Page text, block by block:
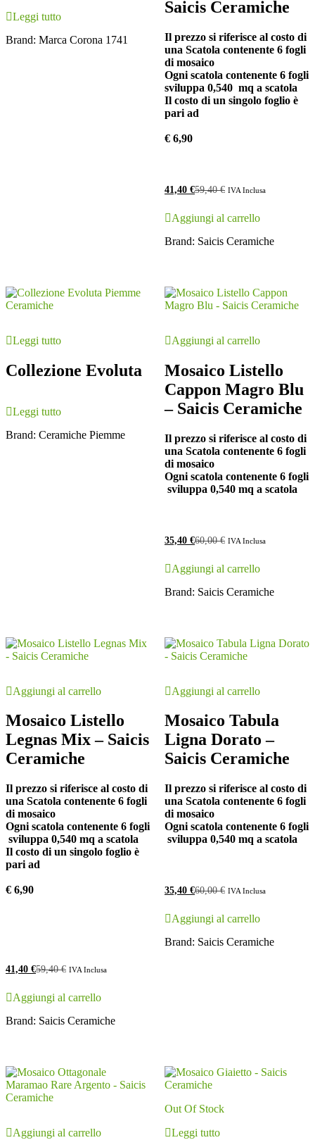
Leggi tutto
Brand: Marca Corona 1741
Saicis Ceramiche
Il prezzo si riferisce al costo di
una Scatola contenente 6 fogli
di mosaico
Ogni scatola contenente 6 fogli
sviluppa 0,540 mq a scatola
Il costo di un singolo foglio è
pari ad
€ 6,90
41,40 €59,40€ IVA Inclusa
Aggiungi al carrello
Brand: Saicis Ceramiche
Leggi tutto
Collezione Evoluta
Leggi tutto
Brand: Ceramiche Piemme
Aggiungi al carrello
Mosaico Listello
Cappon Magro Blu
– Saicis Ceramiche
Il prezzo si riferisce al costo di
una Scatola contenente 6 fogli
di mosaico
Ogni scatola contenente 6 fogli
sviluppa 0,540 mq a scatola
35,40 €60,00€ IVA Inclusa
Aggiungi al carrello
Brand: Saicis Ceramiche
Aggiungi al carrello
Mosaico Listello
Legnas Mix – Saicis
Ceramiche
Il prezzo si riferisce al costo di
una Scatola contenente 6 fogli
di mosaico
Ogni scatola contenente 6 fogli
sviluppa 0,540 mq a scatola
Il costo di un singolo foglio è
pari ad
€ 6,90
41,40 €59,40€ IVA Inclusa
Aggiungi al carrello
Brand: Saicis Ceramiche
Aggiungi al carrello
Mosaico Tabula
Ligna Dorato –
Saicis Ceramiche
Il prezzo si riferisce al costo di
una Scatola contenente 6 fogli
di mosaico
Ogni scatola contenente 6 fogli
sviluppa 0,540 mq a scatola
35,40 €60,00€ IVA Inclusa
Aggiungi al carrello
Brand: Saicis Ceramiche
Aggiungi al carrello
Out Of Stock
Leggi tutto